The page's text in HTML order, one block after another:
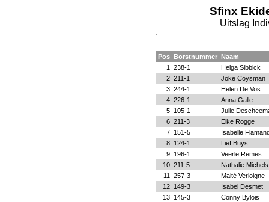
Sfinx
Uitslag
Pos Borstnummer Naam
1
238-1
Helga Sibbick
2 211-1
Joke Coysman
3 244-1
Helen De Vos
4 226-1
Anna Galle
5 105-1
Julie
6 211-3
Elke Rogge
7 151-5
Isabelle
8 124-1
Lief Buys
9 196-1
Veerle Remes
10 211-5
Nathalie Michels
11
257-3
Maité Verloigne
12 149-3
Isabel Desmet
13 145-3
Conny Bylois